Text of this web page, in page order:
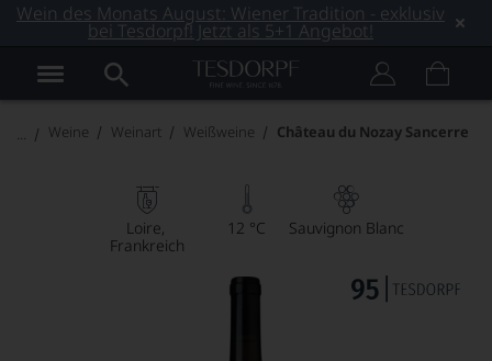
Wein des Monats August: Wiener Tradition - exklusiv
bei Tesdorpf! Jetzt als 5+1 Angebot!
Weine Weinart Weißweine Château du Nozay Sancerre
Loire
Frankreich
12 °C Sauvignon Blanc